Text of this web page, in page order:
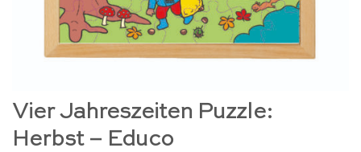
Vier Jahreszeiten Puzzle:
Herbst – Educo